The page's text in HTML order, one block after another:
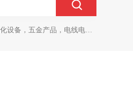
品，电线电缆，金属材料，电子